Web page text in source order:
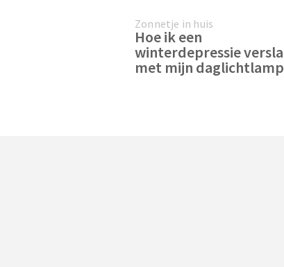
Zonnetje in huis
Hoe ik een
winterdepressie versla
met mijn daglichtlamp